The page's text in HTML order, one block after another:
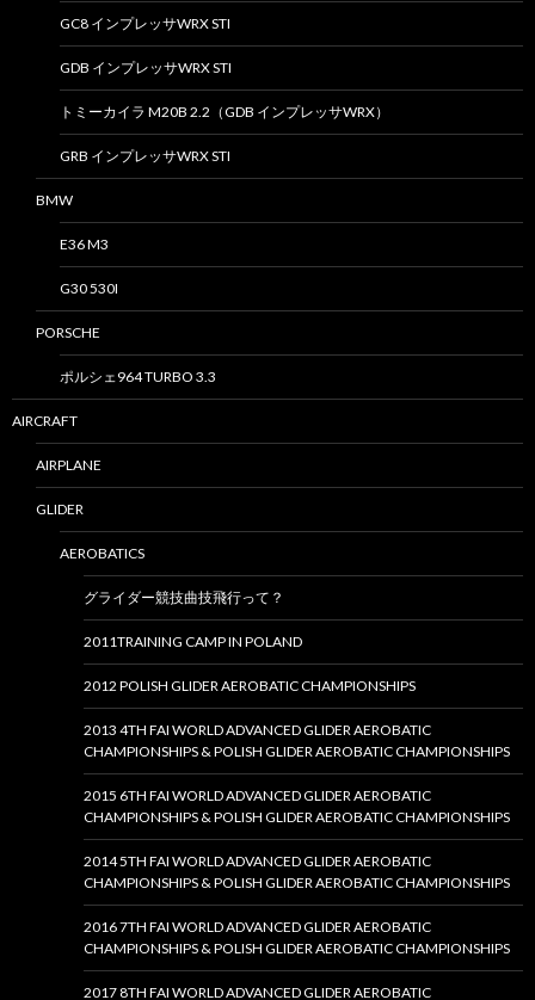
GC8 インプレッサWRX STI
GDB インプレッサWRX STI
トミーカイラ M20B 2.2（GDB インプレッサWRX）
GRB インプレッサWRX STI
BMW
E36 M3
G30 530I
PORSCHE
ポルシェ964 TURBO 3.3
AIRCRAFT
AIRPLANE
GLIDER
AEROBATICS
グライダー競技曲技飛行って？
2011TRAINING CAMP IN POLAND
2012 POLISH GLIDER AEROBATIC CHAMPIONSHIPS
2013 4TH FAI WORLD ADVANCED GLIDER AEROBATIC
CHAMPIONSHIPS & POLISH GLIDER AEROBATIC CHAMPIONSHIPS
2015 6TH FAI WORLD ADVANCED GLIDER AEROBATIC
CHAMPIONSHIPS & POLISH GLIDER AEROBATIC CHAMPIONSHIPS
2014 5TH FAI WORLD ADVANCED GLIDER AEROBATIC
CHAMPIONSHIPS & POLISH GLIDER AEROBATIC CHAMPIONSHIPS
2016 7TH FAI WORLD ADVANCED GLIDER AEROBATIC
CHAMPIONSHIPS & POLISH GLIDER AEROBATIC CHAMPIONSHIPS
2017 8TH FAI WORLD ADVANCED GLIDER AEROBATIC